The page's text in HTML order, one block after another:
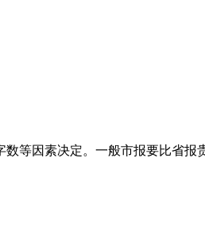
等因素决定。一般市报要比省